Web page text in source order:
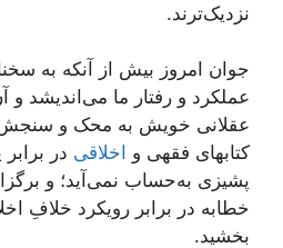
نزدیک‌ترند.
جوان‏ امروز بیش از آنکه به
عملکرد و رفتار ما می‌‏اندیشد و
عقلانى خویش به محک و سنجش
کتاب‏هاى فقهى و اخلاقى در
پشیزى به‏‌حساب نمی‌‏آید؛ و
خطابه در برابر رویکرد خلافِ
بخشید.